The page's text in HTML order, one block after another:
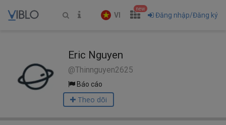
VI
new
Đăng nhập/Đăng ký
Eric Nguyen
@Thinnguyen2625
Báo cáo
Theo dõi